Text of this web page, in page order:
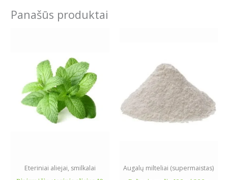
Panašūs produktai
Eteriniai aliejai, smilkalai Augalų milteliai (supermaistas)
multiple
variants.
The
options
may
product